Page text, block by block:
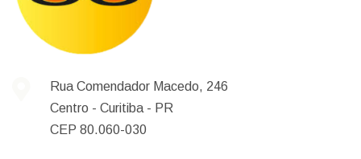
Rua Comendador Macedo, 246
Centro - Curitiba - PR
CEP 80.060-030